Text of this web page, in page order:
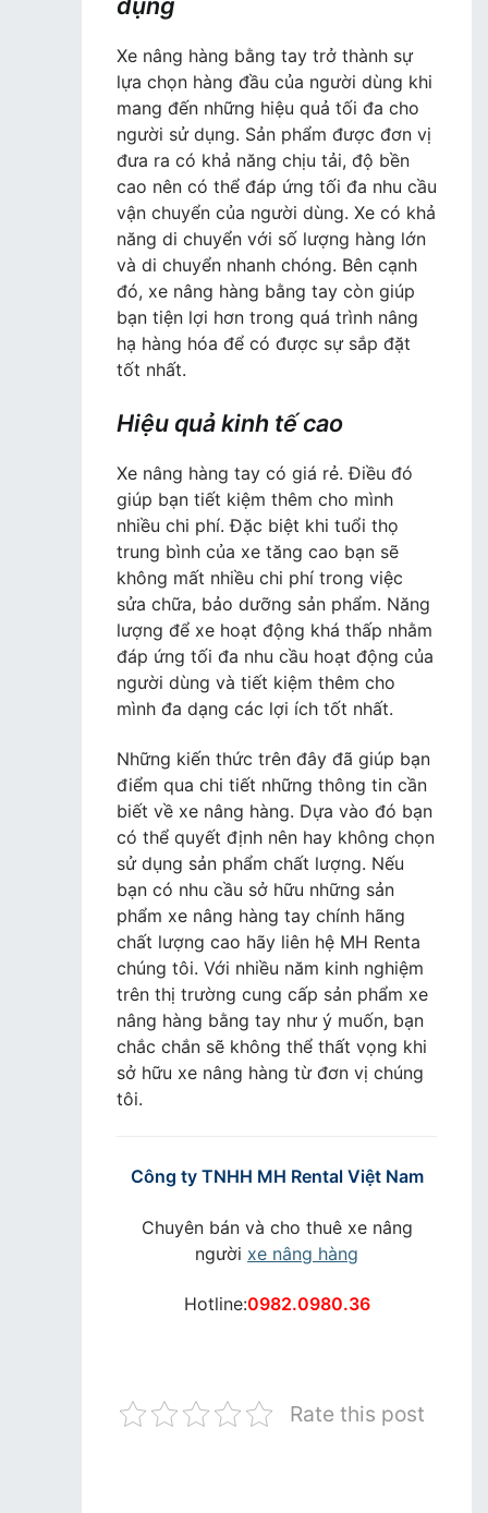
dụng
Xe nâng hàng bằng tay trở thành sự
lựa chọn hàng đầu của người dùng khi
mang đến những hiệu quả tối đa cho
người sử dụng. Sản phẩm được đơn vị
đưa ra có khả năng chịu tải, độ bền
cao nên có thể đáp ứng tối đa nhu cầu
vận chuyển của người dùng. Xe có khả
năng di chuyển với số lượng hàng lớn
và di chuyển nhanh chóng. Bên cạnh
đó, xe nâng hàng bằng tay còn giúp
bạn tiện lợi hơn trong quá trình nâng
hạ hàng hóa để có được sự sắp đặt
tốt nhất.
Hiệu quả kinh tế cao
Xe nâng hàng tay có giá rẻ. Điều đó
giúp bạn tiết kiệm thêm cho mình
nhiều chi phí. Đặc biệt khi tuổi thọ
trung bình của xe tăng cao bạn sẽ
không mất nhiều chi phí trong việc
sửa chữa, bảo dưỡng sản phẩm. Năng
lượng để xe hoạt động khá thấp nhằm
đáp ứng tối đa nhu cầu hoạt động của
người dùng và tiết kiệm thêm cho
mình đa dạng các lợi ích tốt nhất.
Những kiến thức trên đây đã giúp bạn
điểm qua chi tiết những thông tin cần
biết về xe nâng hàng. Dựa vào đó bạn
có thể quyết định nên hay không chọn
sử dụng sản phẩm chất lượng. Nếu
bạn có nhu cầu sở hữu những sản
phẩm xe nâng hàng tay chính hãng
chất lượng cao hãy liên hệ MH Renta
chúng tôi. Với nhiều năm kinh nghiệm
trên thị trường cung cấp sản phẩm xe
nâng hàng bằng tay như ý muốn, bạn
chắc chắn sẽ không thể thất vọng khi
sở hữu xe nâng hàng từ đơn vị chúng
tôi.
Công ty TNHH MH Rental Việt Nam
Chuyên bán và cho thuê xe nâng
người xe nâng hàng
Hotline:0982.0980.36
Rate this post